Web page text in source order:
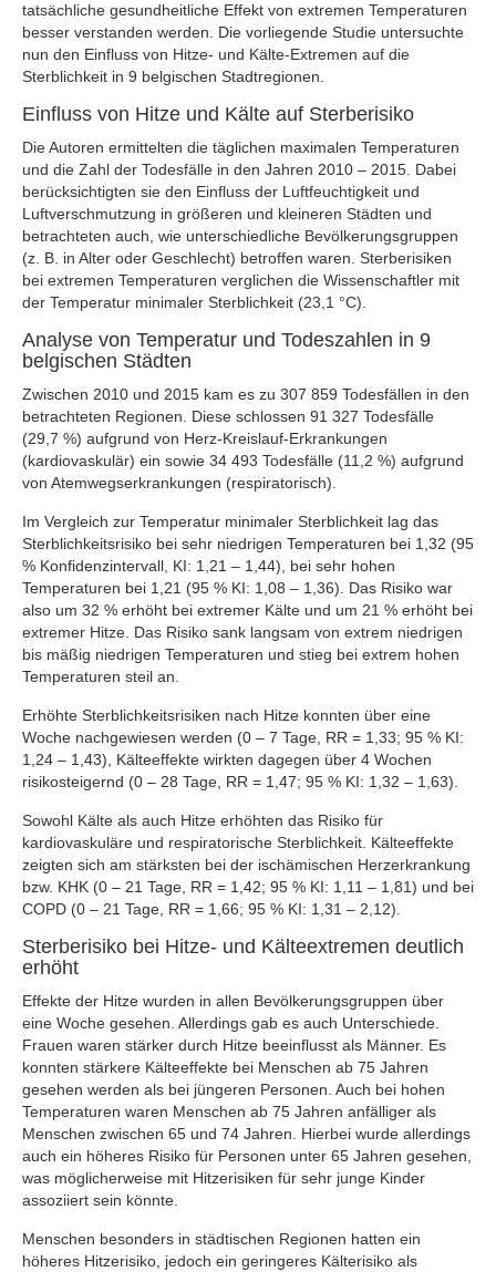
tatsächliche gesundheitliche Effekt von extremen Temperaturen
besser verstanden werden. Die vorliegende Studie untersuchte
nun den Einfluss von Hitze- und Kälte-Extremen auf die
Sterblichkeit in 9 belgischen Stadtregionen.
Einfluss von Hitze und Kälte auf Sterberisiko
Die Autoren ermittelten die täglichen maximalen Temperaturen
und die Zahl der Todesfälle in den Jahren 2010 – 2015. Dabei
berücksichtigten sie den Einfluss der Luftfeuchtigkeit und
Luftverschmutzung in größeren und kleineren Städten und
betrachteten auch, wie unterschiedliche Bevölkerungsgruppen
(z. B. in Alter oder Geschlecht) betroffen waren. Sterberisiken
bei extremen Temperaturen verglichen die Wissenschaftler mit
der Temperatur minimaler Sterblichkeit (23,1 °C).
Analyse von Temperatur und Todeszahlen in 9
belgischen Städten
Zwischen 2010 und 2015 kam es zu 307 859 Todesfällen in den
betrachteten Regionen. Diese schlossen 91 327 Todesfälle
(29,7 %) aufgrund von Herz-Kreislauf-Erkrankungen
(kardiovaskulär) ein sowie 34 493 Todesfälle (11,2 %) aufgrund
von Atemwegserkrankungen (respiratorisch).
Im Vergleich zur Temperatur minimaler Sterblichkeit lag das
Sterblichkeitsrisiko bei sehr niedrigen Temperaturen bei 1,32 (95
% Konfidenzintervall, KI: 1,21 – 1,44), bei sehr hohen
Temperaturen bei 1,21 (95 % KI: 1,08 – 1,36). Das Risiko war
also um 32 % erhöht bei extremer Kälte und um 21 % erhöht bei
extremer Hitze. Das Risiko sank langsam von extrem niedrigen
bis mäßig niedrigen Temperaturen und stieg bei extrem hohen
Temperaturen steil an.
Erhöhte Sterblichkeitsrisiken nach Hitze konnten über eine
Woche nachgewiesen werden (0 – 7 Tage, RR = 1,33; 95 % KI:
1,24 – 1,43), Kälteeffekte wirkten dagegen über 4 Wochen
risikosteigernd (0 – 28 Tage, RR = 1,47; 95 % KI: 1,32 – 1,63).
Sowohl Kälte als auch Hitze erhöhten das Risiko für
kardiovaskuläre und respiratorische Sterblichkeit. Kälteeffekte
zeigten sich am stärksten bei der ischämischen Herzerkrankung
bzw. KHK (0 – 21 Tage, RR = 1,42; 95 % KI: 1,11 – 1,81) und bei
COPD (0 – 21 Tage, RR = 1,66; 95 % KI: 1,31 – 2,12).
Sterberisiko bei Hitze- und Kälteextremen deutlich
erhöht
Effekte der Hitze wurden in allen Bevölkerungsgruppen über
eine Woche gesehen. Allerdings gab es auch Unterschiede.
Frauen waren stärker durch Hitze beeinflusst als Männer. Es
konnten stärkere Kälteeffekte bei Menschen ab 75 Jahren
gesehen werden als bei jüngeren Personen. Auch bei hohen
Temperaturen waren Menschen ab 75 Jahren anfälliger als
Menschen zwischen 65 und 74 Jahren. Hierbei wurde allerdings
auch ein höheres Risiko für Personen unter 65 Jahren gesehen,
was möglicherweise mit Hitzerisiken für sehr junge Kinder
assoziiert sein könnte.
Menschen besonders in städtischen Regionen hatten ein
höheres Hitzerisiko, jedoch ein geringeres Kälterisiko als